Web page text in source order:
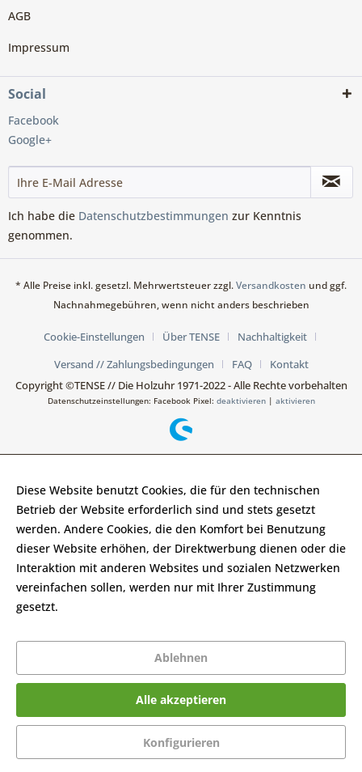
AGB
Impressum
Social
Facebook
Google+
Ich habe die Datenschutzbestimmungen zur Kenntnis
genommen.
* Alle Preise inkl. gesetzl. Mehrwertsteuer zzgl.Versandkosten und ggf.
Nachnahmegebühren, wenn nicht anders beschrieben
Cookie-Einstellungen Über TENSE
Nachhaltigkeit
Versand // Zahlungsbedingungen
FAQ
Kontakt
Copyright ©TENSE // Die Holzuhr 1971-2022 - Alle Rechte vorbehalten
Datenschutzeinstellungen: Facebook Pixel: deaktivieren| aktivieren
Diese Website benutzt Cookies, die für den technischen
Betrieb der Website erforderlich sind und stets gesetzt
werden. Andere Cookies, die den Komfort bei Benutzung
dieser Website erhöhen, der Direktwerbung dienen oder die
Interaktion mit anderen Websites und sozialen Netzwerken
vereinfachen sollen, werden nur mit Ihrer Zustimmung
gesetzt.
Ablehnen
Alle akzeptieren
Konfigurieren